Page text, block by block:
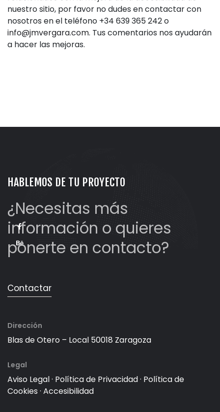
nuestro sitio, por favor no dudes en contactar con
nosotros en el teléfono +34 639 365 242 o
info@jmvergara.com. Tus comentarios nos ayudarán
a hacer las mejoras.
HABLEMOS DE TU PROYECTO
¿Necesitas más
información o quieres
ponerte en contacto?
Contactar
Dirección
Blas de Otero – Local 50018 Zaragoza
Legal
Aviso Legal· Política de Privacidad· Política de
Cookies · Accesibilidad